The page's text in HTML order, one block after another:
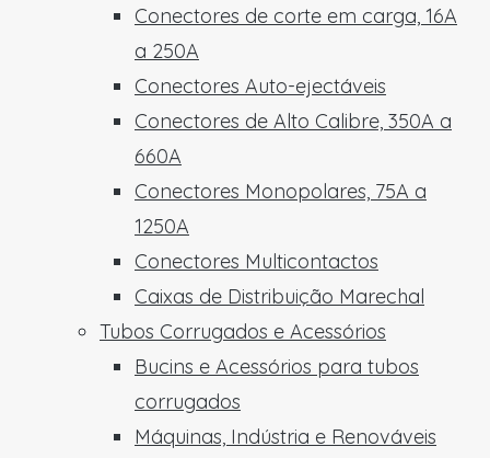
Conectores de corte em carga, 16A
a 250A
Conectores Auto-ejectáveis
Conectores de Alto Calibre, 350A a
660A
Conectores Monopolares, 75A a
1250A
Conectores Multicontactos
Caixas de Distribuição Marechal
Tubos Corrugados e Acessórios
Bucins e Acessórios para tubos
corrugados
Máquinas, Indústria e Renováveis